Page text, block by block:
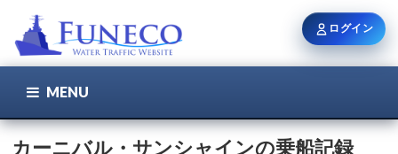
MENU
カーニバル・サンシャインの乗船記録
ログイン
ユーザー名 / メール